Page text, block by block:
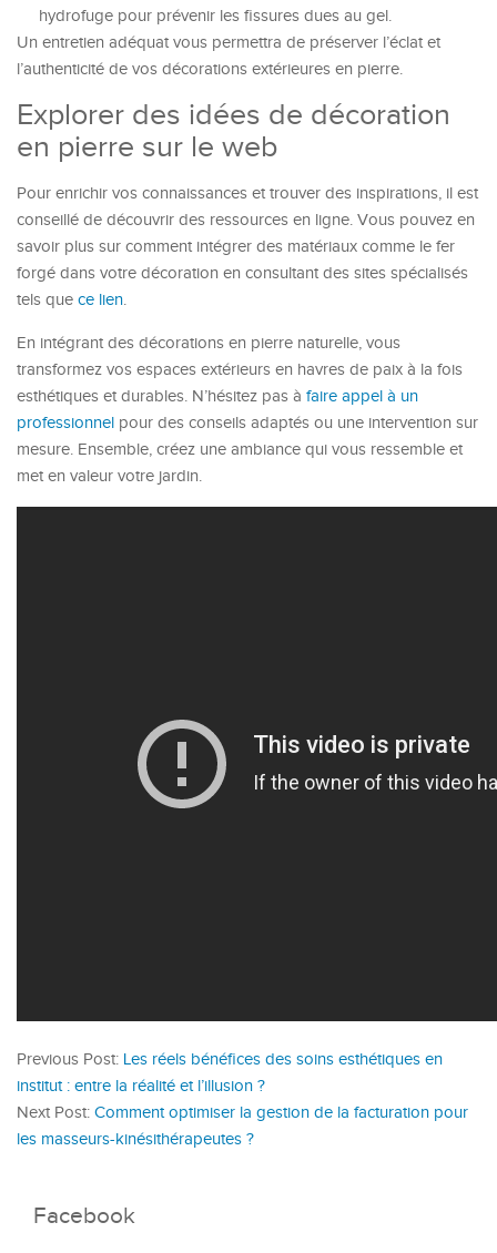
hydrofuge pour prévenir les fissures dues au gel.
Un entretien adéquat vous permettra de préserver l’éclat et
l’authenticité de vos décorations extérieures en pierre.
Explorer des idées de décoration
en pierre sur le web
Pour enrichir vos connaissances et trouver des inspirations, il est
conseillé de découvrir des ressources en ligne. Vous pouvez en
savoir plus sur comment intégrer des matériaux comme le fer
forgé dans votre décoration en consultant des sites spécialisés
tels que ce lien.
En intégrant des décorations en pierre naturelle, vous
transformez vos espaces extérieurs en havres de paix à la fois
esthétiques et durables. N’hésitez pas à faire appel à un
professionnel pour des conseils adaptés ou une intervention sur
mesure. Ensemble, créez une ambiance qui vous ressemble et
met en valeur votre jardin.
Previous Post: Les réels bénéfices des soins esthétiques en
institut : entre la réalité et l’illusion ?
Next Post: Comment optimiser la gestion de la facturation pour
les masseurs-kinésithérapeutes ?
Facebook